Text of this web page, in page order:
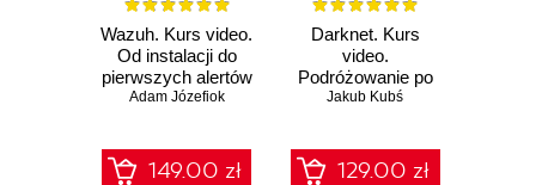
Wazuh. Kurs video.
Od instalacji do
pierwszych alertów
Adam Józefiok
149.00 zł
Darknet. Kurs
video.
Podróżowanie po
ciemnej stronie
Jakub Kubś
129.00 zł